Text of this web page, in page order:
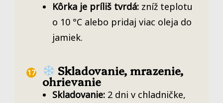
Kôrka je príliš tvrdá: zníž teplotu
o 10 °C alebo pridaj viac oleja do
jamiek.
Skladovanie, mrazenie,
ohrievanie
Skladovanie: 2 dni v chladničke,